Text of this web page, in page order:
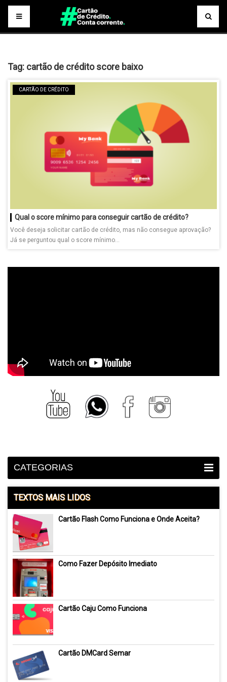
Tag: cartão de crédito score baixo
CARTÃO DE CRÉDITO
Qual o score mínimo para conseguir cartão de crédito?
Você deseja solicitar cartão de crédito, mas não consegue aprovação?
Já se perguntou qual o score mínimo...
CATEGORIAS
TEXTOS MAIS LIDOS
Cartão Flash Como Funciona e Onde Aceita?
Como Fazer Depósito Imediato
Cartão Caju Como Funciona
Cartão DMCard Semar